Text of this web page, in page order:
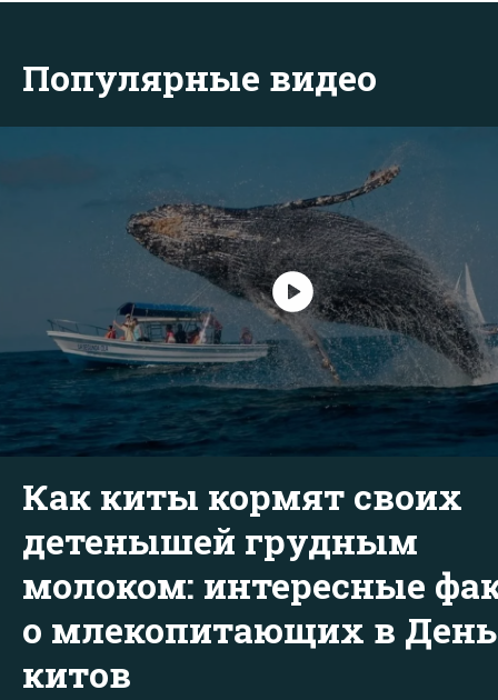
Популярные видео
Как киты кормят своих
детенышей грудным
молоком: интересные
о млекопитающих в День
китов